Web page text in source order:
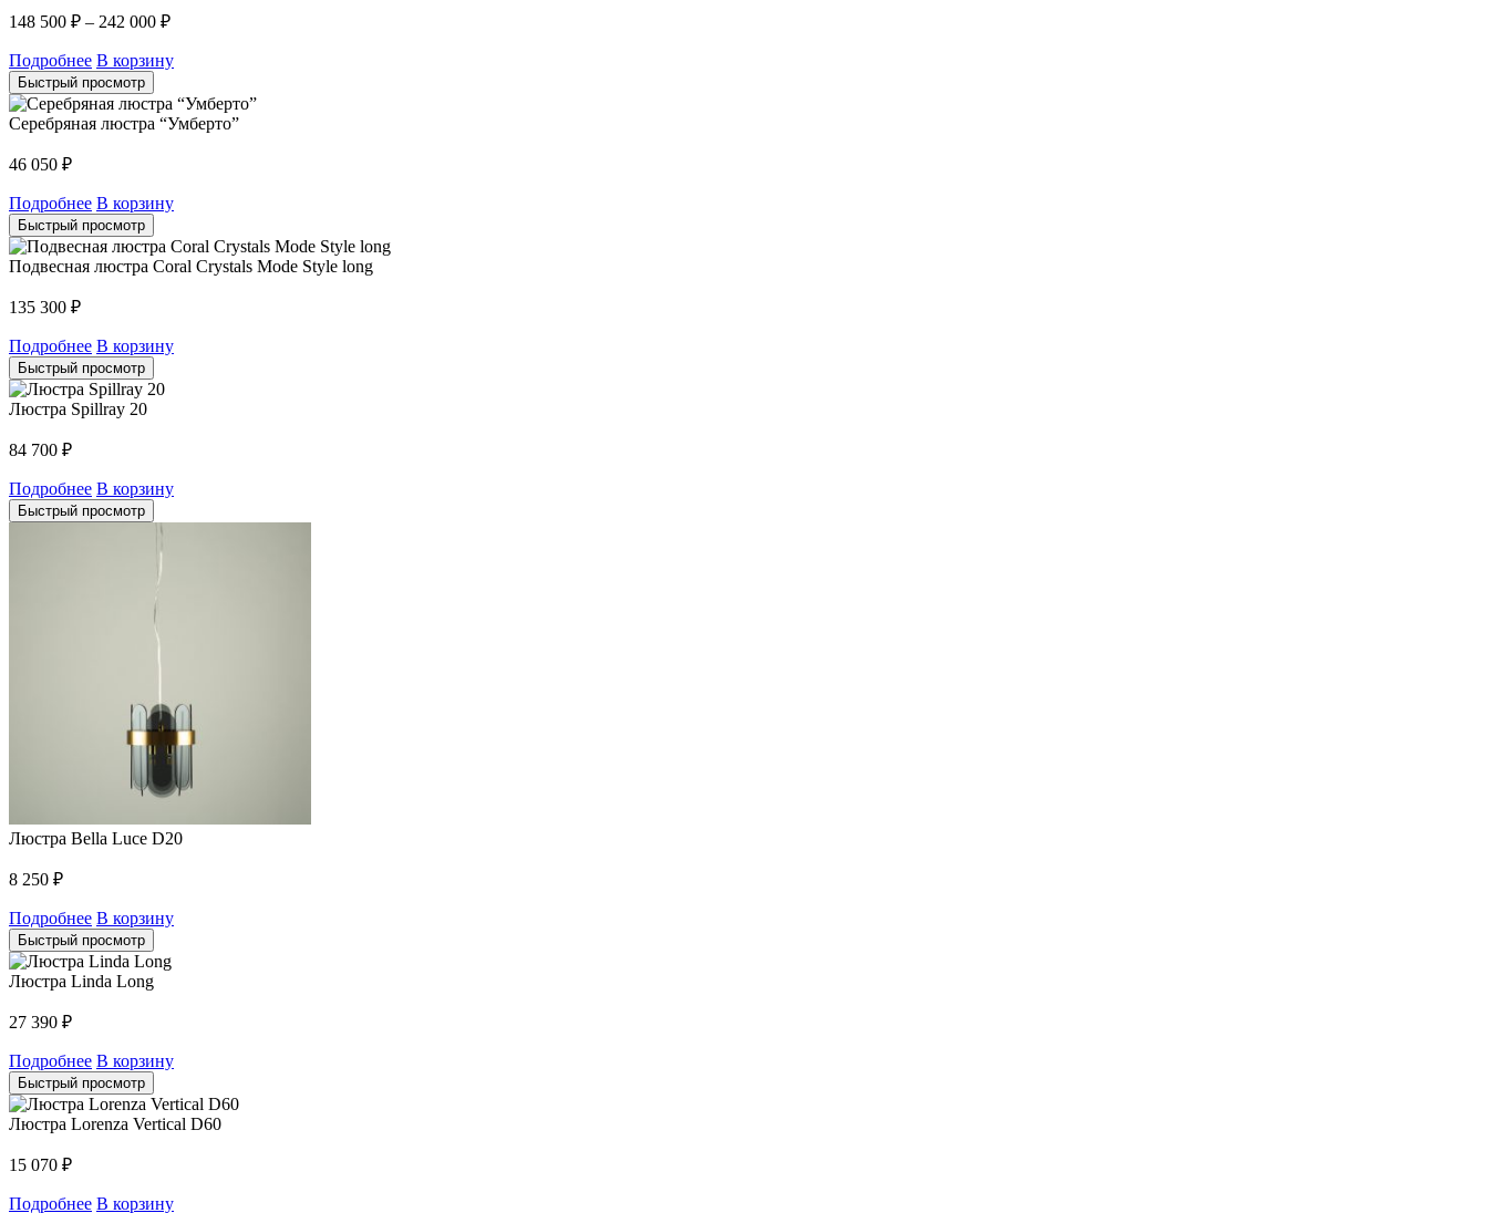
148 500 ₽ – 242 000 ₽
Подробнее В корзину
Быстрый просмотр
Серебряная люстра “Умберто”
46 050 ₽
Подробнее В корзину
Быстрый просмотр
Подвесная люстра Coral Crystals Mode Style long
135 300 ₽
Подробнее В корзину
Быстрый просмотр
Люстра Spillray 20
84 700 ₽
Подробнее В корзину
Быстрый просмотр
Люстра Bella Luce D20
8 250 ₽
Подробнее В корзину
Быстрый просмотр
Люстра Linda Long
27 390 ₽
Подробнее В корзину
Быстрый просмотр
Люстра Lorenza Vertical D60
15 070 ₽
Подробнее В корзину